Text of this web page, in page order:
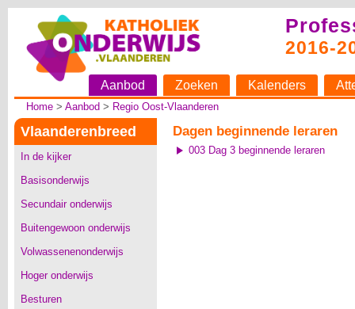
2016-
Aanbod Zoeken Kalenders
Home> Aanbod > Regio Oost-Vlaanderen
Vlaanderenbreed
In de kijker
Basisonderwijs
Secundair onderwijs
Buitengewoon onderwijs
Volwassenenonderwijs
Hoger onderwijs
Besturen
Dagen beginnende leraren
003 Dag 3 beginnende leraren